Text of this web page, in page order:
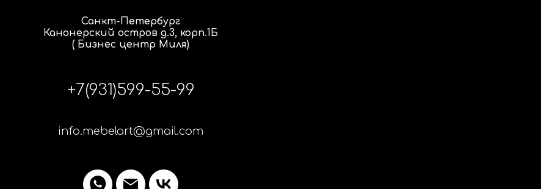
Санкт-Петербург
Канонерский остров д.3, корп.1Б
( Бизнес центр Миля)
+7(931)599-55-99
info.mebelart@gmail.com